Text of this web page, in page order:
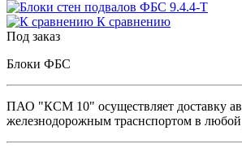
К сравнению
Под заказ
Блоки ФБС
ПАО "КСМ 10" осуществляет доставку
железнодорожным траснспортом в любой